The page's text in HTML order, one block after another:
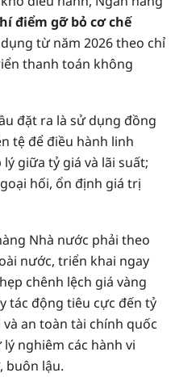
điểm gỡ bỏ cơ chế
từ năm 2026 theo chỉ
thanh toán không
đặt ra là sử dụng đồng
tệ để điều hành linh
giữa tỷ giá và lãi suất;
hối, ổn định giá trị
Nhà nước phải theo
nước, triển khai ngay
chênh lệch giá vàng
tác động tiêu cực đến tỷ
an toàn tài chính quốc
nghiêm các hành vi
buôn lậu.